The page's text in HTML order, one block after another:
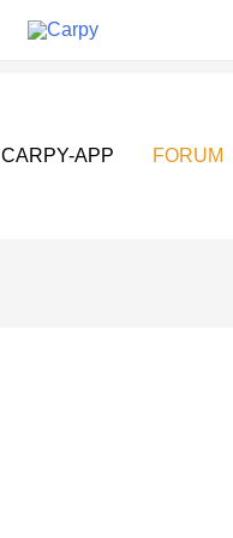
CARPY-APP FORUM